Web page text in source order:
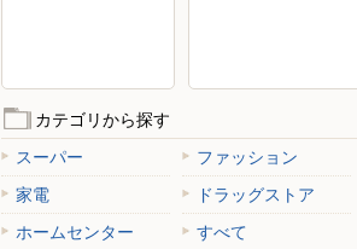
カテゴリから探す
スーパー
ファッション
家電
ドラッグストア
ホームセンター
すべて